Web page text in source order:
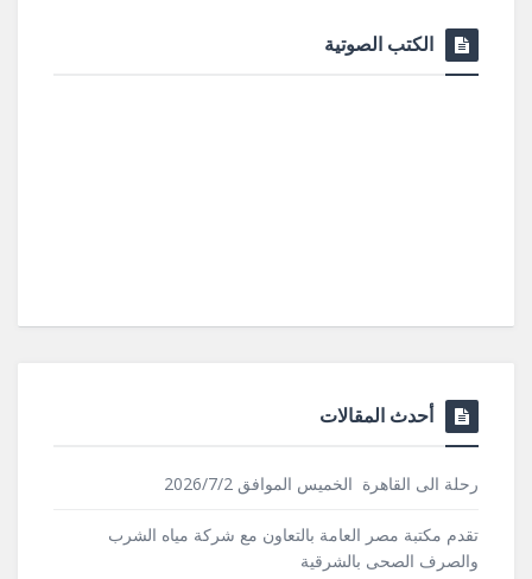
الكتب الصوتية
أحدث المقالات
رحلة الى القاهرة الخميس الموافق 2026/7/2
تقدم مكتبة مصر العامة بالتعاون مع شركة مياه الشرب
والصرف الصحى بالشرقية